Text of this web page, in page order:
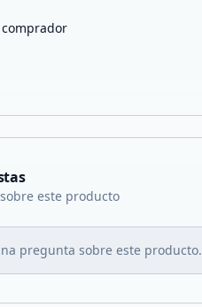
este producto
pregunta sobre este producto.